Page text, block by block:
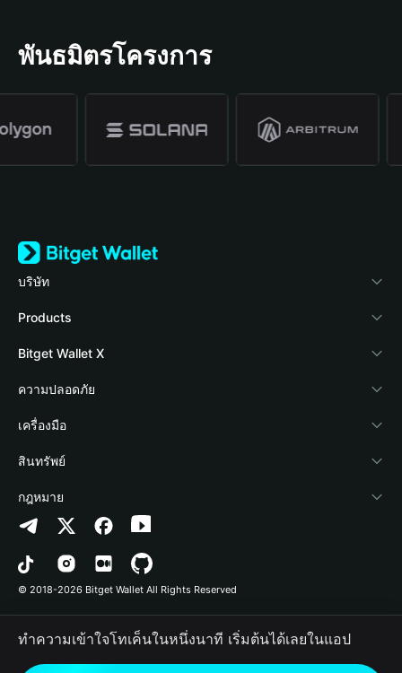
พันธมิตรโครงการ
บริษัท
เกี่ยวกับ Bitget Wallet
Blog
Academy
ข่าวสารด้านคริปโต
ศูนย์ช่วยเหลือ
ติดต่อเรา
ทรัพยากรข้อมูลของแบรนด์
อาชีพ
Products
Crypto Card
Stablecoin Earn
Payfi Crypto
Crypto Swap API
Altcoin Season Index
Prediction Markets
DApp
RWA
Bitget Wallet X
นักพัฒนา
เชื่อมต่อ Wallet
Bitget Wallet Pay
ลิสต์โปรเจกต์
ความปลอดภัย
Protection Fund
เทคโนโลยีความปลอดภัย
เครื่องมือ
ซื้อคริปโต
การตรวจจับการอนุญาต
การตรวจจับสัญญา
การโอนเป็นชุด
สินทรัพย์
Arbitrum
Avalanche
Bitcoin
Polygon
กฎหมาย
นโยบายความเป็นส่วนตัว
ข้อตกลงในการใช้บริการ
© 2018-2026 Bitget Wallet All Rights Reserved
ทำความเข้าใจโทเค็นในหนึ่งนาที เริ่มต้นได้เลยในแอป